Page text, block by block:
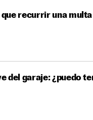
que recurrir una
del garaje: ¿puedo